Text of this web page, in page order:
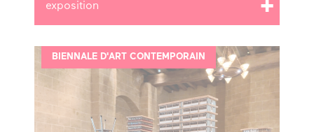
exposition
BIENNALE D'ART CONTEMPORAIN